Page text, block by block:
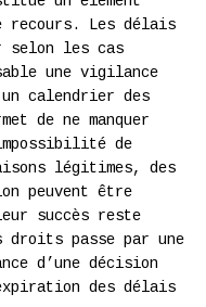
Les délais
selon les cas
une vigilance
calendrier des
de ne manquer
de
légitimes, des
peuvent être
succès reste
passe par une
d’une décision
des délais